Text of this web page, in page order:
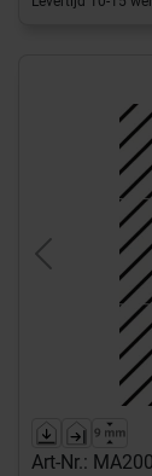
Previous
Art-Nr.: